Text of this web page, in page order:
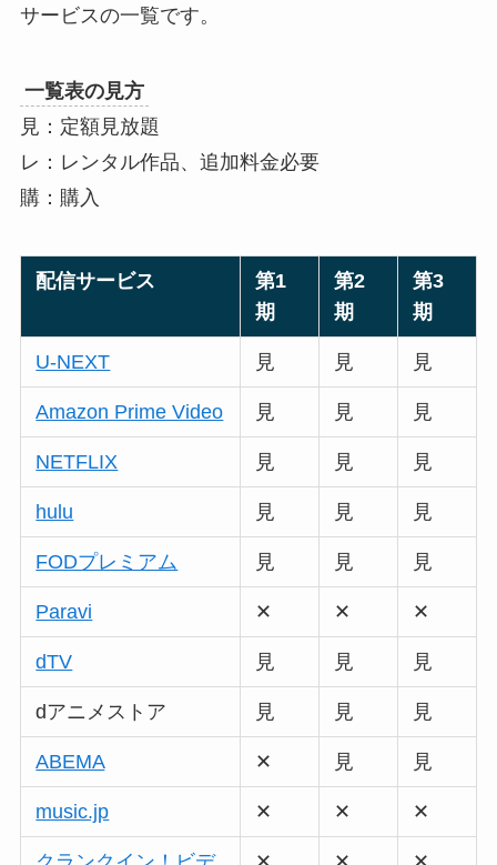
サービスの一覧です。
一覧表の見方
見 ：定額見放題
レ ：レンタル作品、追加料金必要
購：購入
配信サービス
第1
期
第2
期
第3
期
U-NEXT 見 見 見
Amazon Prime Video 見 見 見
NETFLIX 見 見 見
hulu 見 見 見
FODプレミアム 見 見 見
Paravi ✕ ✕ ✕
dTV 見 見 見
dアニメストア 見 見 見
ABEMA ✕ 見 見
music.jp ✕ ✕ ✕